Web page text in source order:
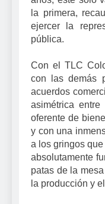
la primera,
ejercer la
pública.
Con el TLC
con las demás
acuerdos
asimétrica
oferente de
y con una
a los gringos
absolutamente
patas de la
la producción y